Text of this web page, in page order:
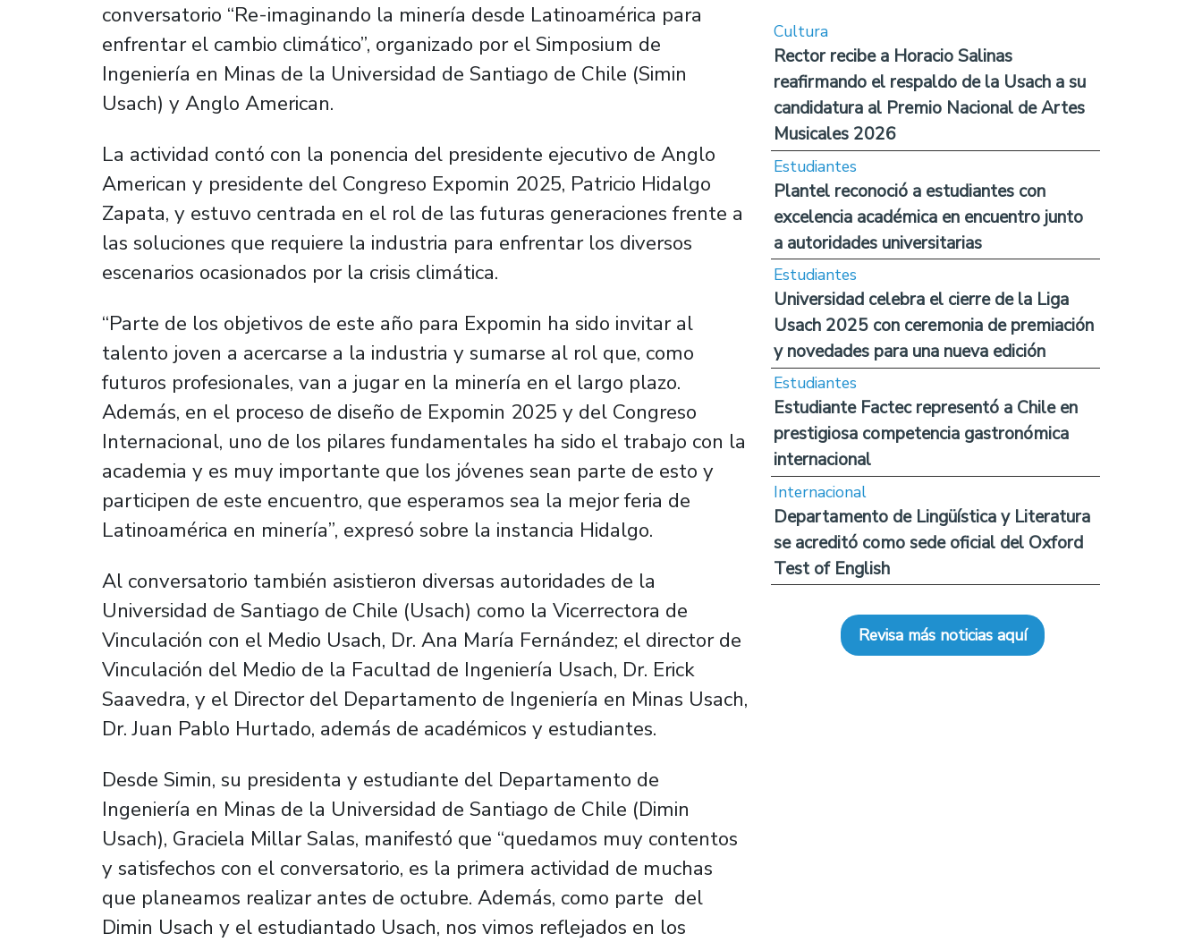
conversatorio “Re-imaginando la minería desde Latinoamérica para
enfrentar el cambio climático”, organizado por el Simposium de
Ingeniería en Minas de la Universidad de Santiago de Chile (Simin
Usach) y Anglo American.
La actividad contó con la ponencia del presidente ejecutivo de Anglo
American y presidente del Congreso Expomin 2025, Patricio Hidalgo
Zapata, y estuvo centrada en el rol de las futuras generaciones frente a
las soluciones que requiere la industria para enfrentar los diversos
escenarios ocasionados por la crisis climática.
“Parte de los objetivos de este año para Expomin ha sido invitar al
talento joven a acercarse a la industria y sumarse al rol que, como
futuros profesionales, van a jugar en la minería en el largo plazo.
Además, en el proceso de diseño de Expomin 2025 y del Congreso
Internacional, uno de los pilares fundamentales ha sido el trabajo con la
academia y es muy importante que los jóvenes sean parte de esto y
participen de este encuentro, que esperamos sea la mejor feria de
Latinoamérica en minería”, expresó sobre la instancia Hidalgo.
Al conversatorio también asistieron diversas autoridades de la
Universidad de Santiago de Chile (Usach) como la Vicerrectora de
Vinculación con el Medio Usach, Dr. Ana María Fernández; el director de
Vinculación del Medio de la Facultad de Ingeniería Usach, Dr. Erick
Saavedra, y el Director del Departamento de Ingeniería en Minas Usach,
Dr. Juan Pablo Hurtado, además de académicos y estudiantes.
Desde Simin, su presidenta y estudiante del Departamento de
Ingeniería en Minas de la Universidad de Santiago de Chile (Dimin
Usach), Graciela Millar Salas, manifestó que “quedamos muy contentos
y satisfechos con el conversatorio, es la primera actividad de muchas
que planeamos realizar antes de octubre. Además, como parte del
Dimin Usach y el estudiantado Usach, nos vimos reflejados en los
Cultura
Rector recibe a Horacio Salinas
reafirmando el respaldo de la Usach a su
candidatura al Premio Nacional de Artes
Musicales 2026
Estudiantes
Plantel reconoció a estudiantes con
excelencia académica en encuentro junto
a autoridades universitarias
Estudiantes
Universidad celebra el cierre de la Liga
Usach 2025 con ceremonia de premiación
y novedades para una nueva edición
Estudiantes
Estudiante Factec representó a Chile en
prestigiosa competencia gastronómica
internacional
Internacional
Departamento de Lingüística y Literatura
se acreditó como sede oficial del Oxford
Test of English
Revisa más noticias aquí